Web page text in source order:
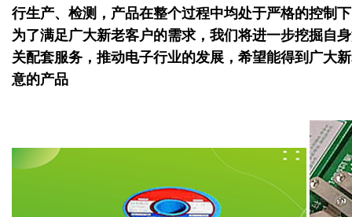
行生产、检测，产品在整个过程中均处于严格的控制
为了满足广大新老客户的需求，我们将进一步挖掘自
关配套服务，推动电子行业的发展，希望能得到广大
意的产品